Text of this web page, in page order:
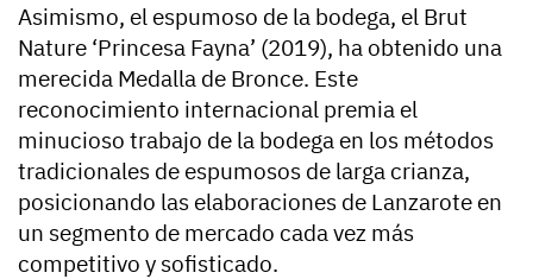
Asimismo, el espumoso de la bodega, el Brut
Nature ‘Princesa Fayna’ (2019), ha obtenido una
merecida Medalla de Bronce. Este
reconocimiento internacional premia el
minucioso trabajo de la bodega en los métodos
tradicionales de espumosos de larga crianza,
posicionando las elaboraciones de Lanzarote en
un segmento de mercado cada vez más
competitivo y sofisticado.